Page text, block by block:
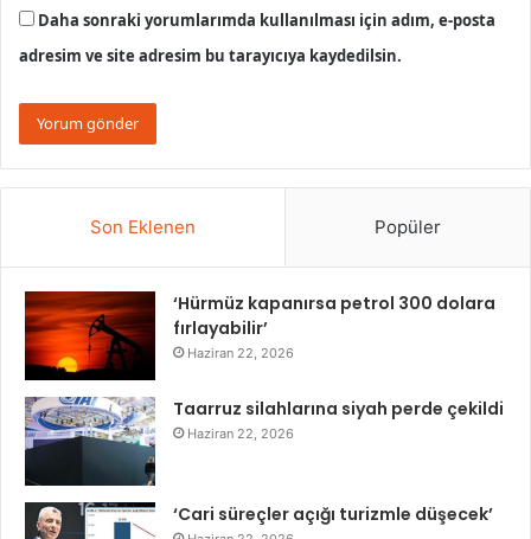
Daha sonraki yorumlarımda kullanılması için adım, e-posta
adresim ve site adresim bu tarayıcıya kaydedilsin.
Son Eklenen Popüler
‘Hürmüz kapanırsa petrol 300 dolara
fırlayabilir’
Haziran 22, 2026
Taarruz silahlarına siyah perde çekildi
Haziran 22, 2026
‘Cari süreçler açığı turizmle düşecek’